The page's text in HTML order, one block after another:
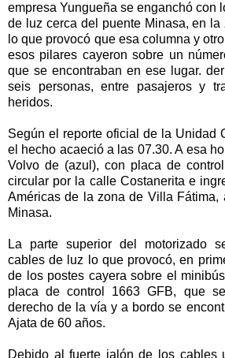
empresa Yungueña se enganchó con
de luz cerca del puente Minasa, en
lo que provocó que esa columna y
esos pilares cayeron sobre un
que se encontraban en ese lugar.
seis personas, entre pasajeros y
heridos.
Según el reporte oficial de la Unidad
el hecho acaeció a las 07.30. A esa
Volvo de (azul), con placa de
circular por la calle Costanerita e
Américas de la zona de Villa Fátima,
Minasa.
La parte superior del motorizado
cables de luz lo que provocó, en
de los postes cayera sobre el
placa de control 1663 GFB, que
derecho de la vía y a bordo se
Ajata de 60 años.
Debido al fuerte jalón de los cables